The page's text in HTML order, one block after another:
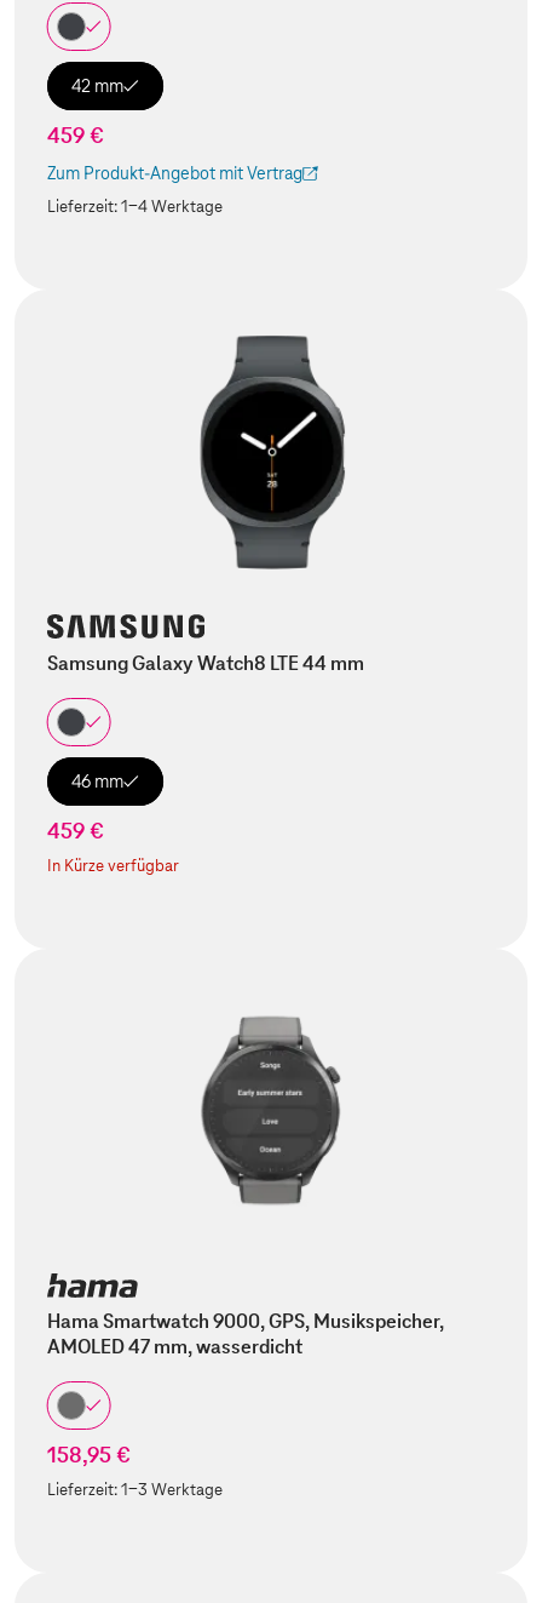
42 mm
459 €
Zum Produkt-Angebot mit Vertrag
(Der Link wird in einem neuen Tab geöffnet)
Lieferzeit:1-4 Werktage
Samsung Galaxy Watch8 LTE 44 mm
46 mm
459 €
In Kürze verfügbar
Hama Smartwatch 9000, GPS, Musikspeicher,
AMOLED 47 mm, wasserdicht
158,95 €
Lieferzeit:1-3 Werktage